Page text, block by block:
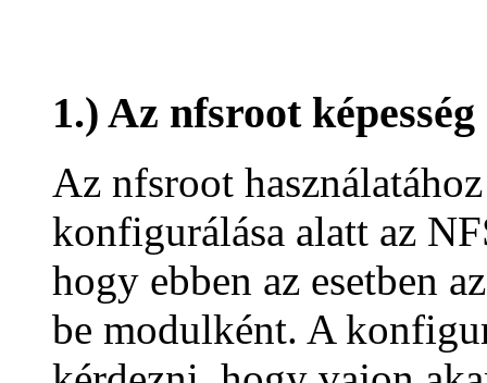
1.) Az nfsroot képesség
Az nfsroot
konfigurálása alatt az
hogy ebben az esetben
be modulként. A